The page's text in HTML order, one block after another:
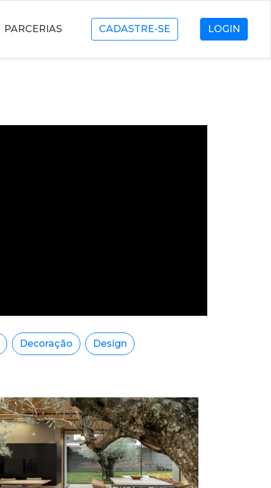
PARCERIAS CADASTRE-SE LOGIN
Decoração Design